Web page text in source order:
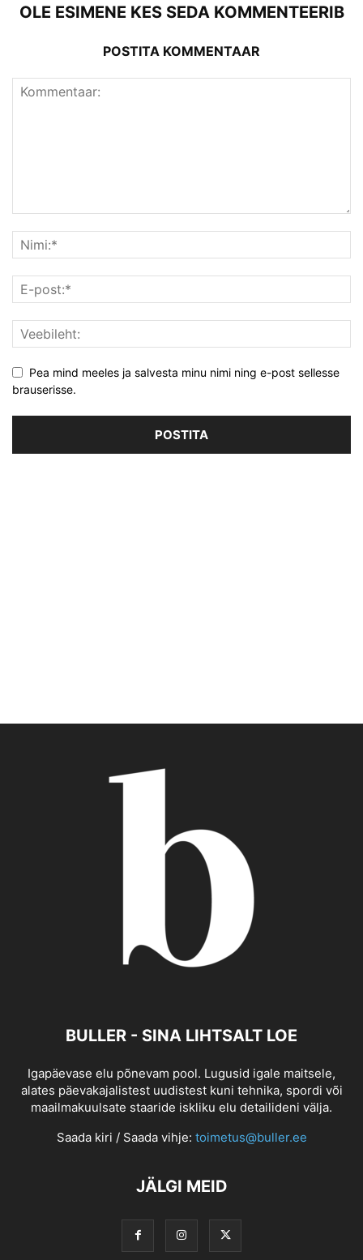
OLE ESIMENE KES SEDA KOMMENTEERIB
POSTITA KOMMENTAAR
Pea mind meeles ja salvesta minu nimi ning e-post sellesse
brauserisse.
BULLER - SINA LIHTSALT LOE
Igapäevase elu põnevam pool. Lugusid igale maitsele,
alates päevakajalistest uudistest kuni tehnika, spordi või
maailmakuulsate staaride iskliku elu detailideni välja.
Saada kiri / Saada vihje: toimetus@buller.ee
JÄLGI MEID